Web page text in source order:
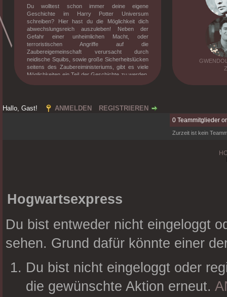
Du wolltest schon immer deine eigene
Geschichte im Harry Potter Universum
schreiben? Hier hast du die Möglichkeit dich
abwechslungsreich auszuleben! Neben der
Gefahr einer unheimlichen Macht, oder
terroristischen Angriffe auf die
Zaubereigemeinschaft verursacht durch
neidische Squibs, sowie große Sicherheitslücken
seitens des Zaubereiministeriums, gibt es viele
Möglichkeiten ein Teil der Geschichte zu werden.
magischen Gesellschaft. Willst du mehr
erfahren? Dann melde dich an und tauche in die
Hallo, Gast! ANMELDEN REGISTRIEREN
0 Teammitglieder
Zurzeit ist kein
Hogwartsexpress
Du bist entweder nicht eingeloggt
sehen. Grund dafür könnte einer
Du bist nicht eingeloggt oder
die gewünschte Aktion erneut.